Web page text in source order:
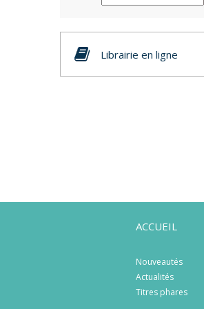
Librairie en ligne
ACCUEIL
Nouveautés
Actualités
Titres phares